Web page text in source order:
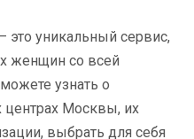
это уникальный сервис,
женщин со всей
узнать о
центрах Москвы, их
выбрать для себя